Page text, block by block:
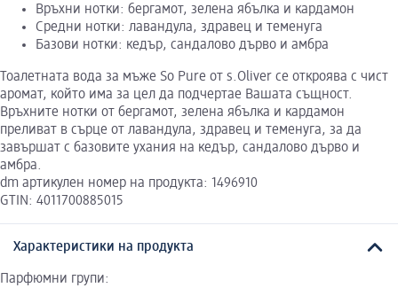
Връхни нотки: бергамот, зелена ябълка и кардамон
Средни нотки: лавандула, здравец и теменуга
Базови нотки: кедър, сандалово дърво и амбра
Тоалетната вода за мъже So Pure от s.Oliver се откроява с чист
аромат, който има за цел да подчертае Вашата същност.
Връхните нотки от бергамот, зелена ябълка и кардамон
преливат в сърце от лавандула, здравец и теменуга, за да
завършат с базовите ухания на кедър, сандалово дърво и
амбра.
dm артикулен номер на продукта: 1496910
GTIN: 4011700885015
Характеристики на продукта
Парфюмни групи: